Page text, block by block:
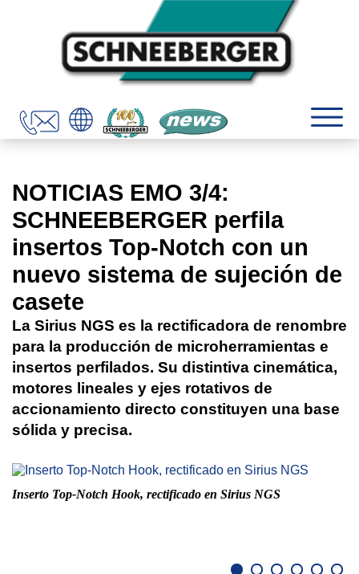
NOTICIAS EMO 3/4:
SCHNEEBERGER perfila
insertos Top-Notch con un
nuevo sistema de sujeción de
casete
La Sirius NGS es la rectificadora de renombre
para la producción de microherramientas e
insertos perfilados. Su distintiva cinemática,
motores lineales y ejes rotativos de
accionamiento directo constituyen una base
sólida y precisa.
Inserto Top-Notch Hook, rectificado en Sirius NGS